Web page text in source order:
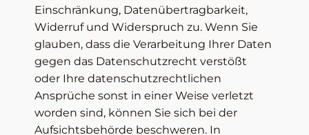
Einschränkung, Datenübertragbarkeit,
Widerruf und Widerspruch zu. Wenn Sie
glauben, dass die Verarbeitung Ihrer Daten
gegen das Datenschutzrecht verstößt
oder Ihre datenschutzrechtlichen
Ansprüche sonst in einer Weise verletzt
worden sind, können Sie sich bei der
Aufsichtsbehörde beschweren. In